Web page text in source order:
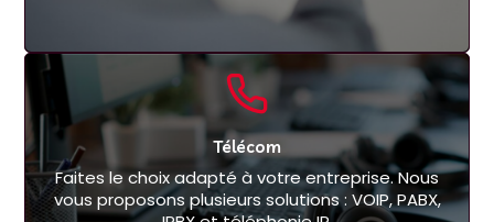
Télécom
Faites le choix adapté à votre entreprise. Nous
vous proposons plusieurs solutions : VOIP, PABX,